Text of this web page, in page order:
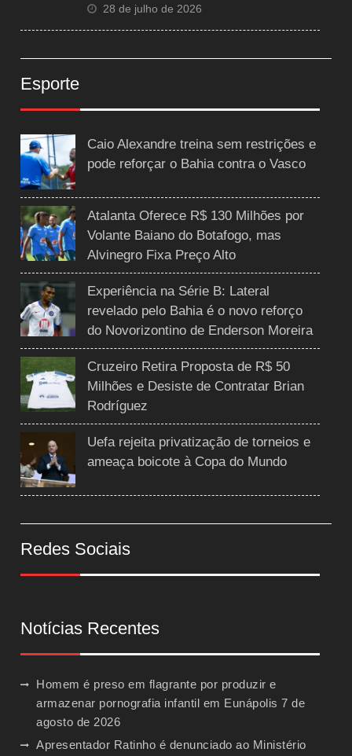
28 de julho de 2026
Esporte
Caio Alexandre treina sem restrições e
pode reforçar o Bahia contra o Vasco
Atalanta Oferece R$ 130 Milhões por
Volante Baiano do Botafogo, mas
Alvinegro Fixa Preço Alto
Experiência na Série B: Lateral
revelado pelo Bahia é o novo reforço
do Novorizontino de Enderson Moreira
Cruzeiro Retira Proposta de R$ 50
Milhões e Desiste de Contratar Brian
Rodríguez
Uefa rejeita privatização de torneios e
ameaça boicote à Copa do Mundo
Redes Sociais
Notícias Recentes
Homem é preso em flagrante por produzir e
armazenar pornografia infantil em Eunápolis 7 de
agosto de 2026
Apresentador Ratinho é denunciado ao Ministério